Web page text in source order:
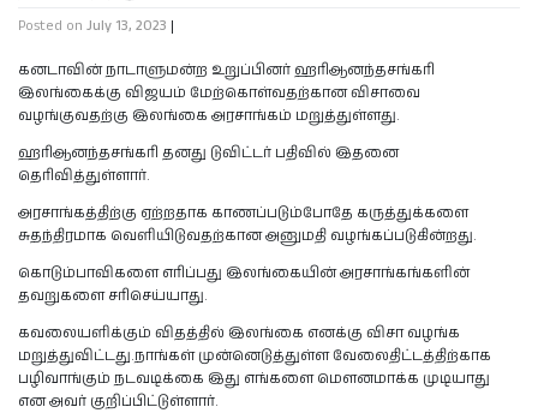
Posted on July 13, 2023 |
கனடாவின் நாடாளுமன்ற உறுப்பினர் ஹரிஆனந்தசங்கரி
இலங்கைக்கு விஜயம் மேற்கொள்வதற்கான விசாவை
வழங்குவதற்கு இலங்கை அரசாங்கம் மறுத்துள்ளது.
ஹரிஆனந்தசங்கரி தனது டுவிட்டர் பதிவில் இதனை
தெரிவித்துள்ளார்.
அரசாங்கத்திற்கு ஏற்றதாக காணப்படும்போதே கருத்துக்களை
சுதந்திரமாக வெளியிடுவதற்கான அனுமதி வழங்கப்படுகின்றது.
கொடும்பாவிகளை எரிப்பது இலங்கையின் அரசாங்கங்களின்
தவறுகளை சரிசெய்யாது.
கவலையளிக்கும் விதத்தில் இலங்கை எனக்கு விசா வழங்க
மறுத்துவிட்டது.நாங்கள் முன்னெடுத்துள்ள வேலைதிட்டத்திற்காக
பழிவாங்கும் நடவடிக்கை இது எங்களை மௌனமாக்க முடியாது
என அவர் குறிப்பிட்டுள்ளார்.